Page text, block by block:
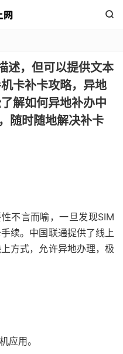

述，但可以提供文本
卡补卡攻略，异地
解如何异地补办中
随时随地解决补卡
不言而喻，一旦发现SIM
续。中国联通提供了线上
方式，允许异地办理，极
应用。